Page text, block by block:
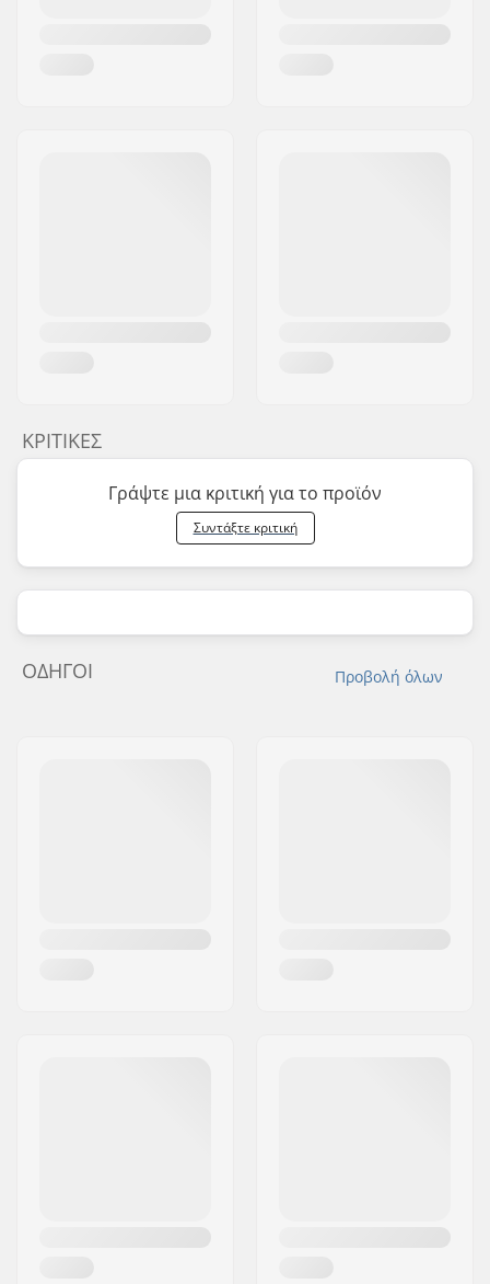
ΚΡΙΤΙΚΈΣ
Γράψτε μια κριτική για το προϊόν
Συντάξτε κριτική
Προβολή όλων
ΟΔΗΓΟΊ